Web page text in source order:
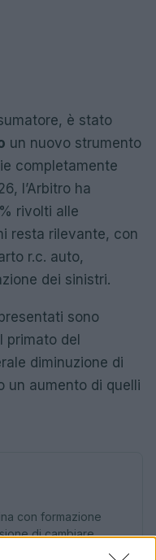
è stato
un nuovo strumento
completamente
l’Arbitro ha
rivolti alle
resta rilevante, con
r.c. auto,
dei sinistri.
sono
del
diminuzione di
un aumento di quelli
con formazione
di cambiare